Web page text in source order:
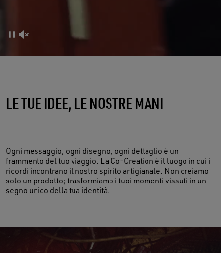
LE TUE IDEE, LE NOSTRE MANI
Ogni messaggio, ogni disegno, ogni dettaglio è un
frammento del tuo viaggio. La Co-Creation è il luogo in cui i
ricordi incontrano il nostro spirito artigianale. Non creiamo
solo un prodotto; trasformiamo i tuoi momenti vissuti in un
segno unico della tua identità.